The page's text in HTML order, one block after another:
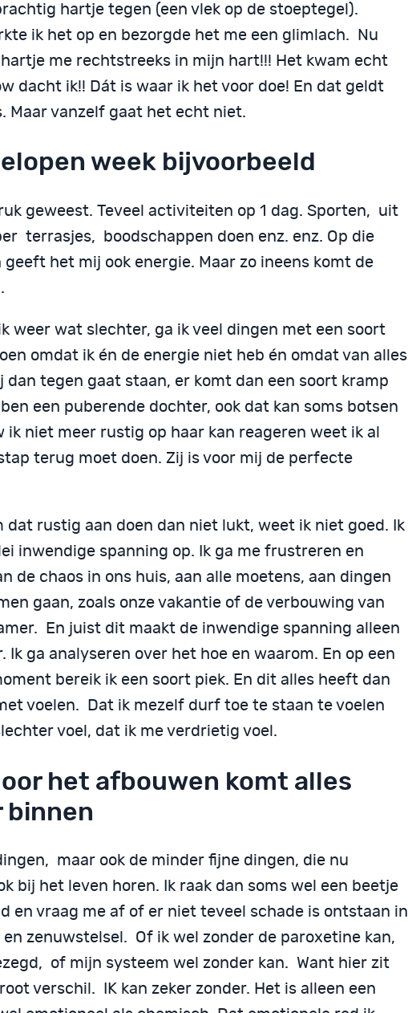
hartje tegen (een vlek op de stoeptegel).
ik het op en bezorgde het me een glimlach. Nu
me rechtstreeks in mijn hart!!! Het kwam echt
dacht ik!! Dát is waar ik het voor doe! En dat geldt
Maar vanzelf gaat het echt niet.
week bijvoorbeeld
geweest. Teveel activiteiten op 1 dag. Sporten, uit
terrasjes, boodschappen doen enz. enz. Op die
geeft het mij ook energie. Maar zo ineens komt de
weer wat slechter, ga ik veel dingen met een soort
omdat ik én de energie niet heb én omdat van alles
dan tegen gaat staan, er komt dan een soort kramp
een puberende dochter, ook dat kan soms botsen
ik niet meer rustig op haar kan reageren weet ik al
terug moet doen. Zij is voor mij de perfecte
dat rustig aan doen dan niet lukt, weet ik niet goed. Ik
inwendige spanning op. Ik ga me frustreren en
de chaos in ons huis, aan alle moetens, aan dingen
gaan, zoals onze vakantie of de verbouwing van
En juist dit maakt de inwendige spanning alleen
Ik ga analyseren over het hoe en waarom. En op een
bereik ik een soort piek. En dit alles heeft dan
voelen. Dat ik mezelf durf toe te staan te voelen
voel, dat ik me verdrietig voel.
het afbouwen komt alles
binnen
maar ook de minder fijne dingen, die nu
bij het leven horen. Ik raak dan soms wel een beetje
en vraag me af of er niet teveel schade is ontstaan in
zenuwstelsel. Of ik wel zonder de paroxetine kan,
of mijn systeem wel zonder kan. Want hier zit
verschil. IK kan zeker zonder. Het is alleen een